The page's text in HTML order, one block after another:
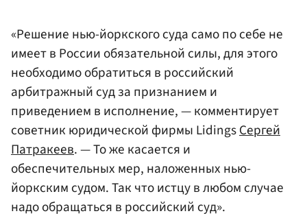
«Решение нью-йоркского суда само по себе не
имеет в России обязательной силы, для этого
необходимо обратиться в российский
арбитражный суд за признанием и
приведением в исполнение, — комментирует
советник юридической фирмы LidingsСергей
Патракеев. — То же касается и
обеспечительных мер, наложенных нью-
йоркским судом. Так что истцу в любом случае
надо обращаться в российский суд».